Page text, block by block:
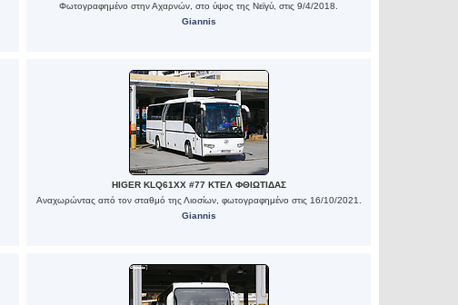
Φωτογραφημένο στην Αχαρνών, στο ύψος της Νεϊγύ, στις 9/4/2018.
Giannis
HIGER KLQ61XX #77 ΚΤΕΛ ΦΘΙΩΤΙΔΑΣ
Αναχωρώντας από τον σταθμό της Λιοσίων, φωτογραφημένο στις 16/10/2021.
Giannis